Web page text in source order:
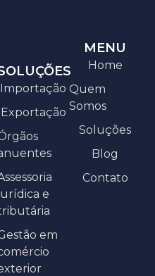
Importação
Exportação
e
em
MENU
Home
Quem
Somos
Soluções
Blog
Contato